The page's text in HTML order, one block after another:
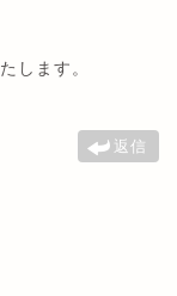
します。
返信